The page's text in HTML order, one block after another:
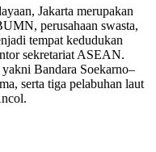
Jakarta merupakan
perusahaan swasta,
tempat kedudukan
sekretariat ASEAN.
Bandara Soekarno–
serta tiga pelabuhan laut